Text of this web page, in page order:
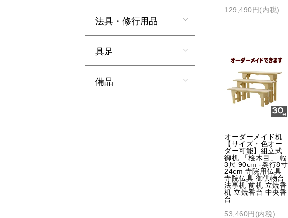
129,490円(内税)
オーダーメイド机
【サイズ・色オー
ダー可能】組立式
御机 「桧木目」 幅
3尺 90cm -奥行8寸
24cm 寺院用仏具
寺院仏具 御供物台
法事机 前机 立焼香
机 立焼香台 中央香
台
53,460円(内税)
法具・修行用品
具足
備品